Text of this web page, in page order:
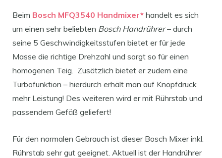
Beim Bosch MFQ3540 Handmixer* handelt es sich
um einen sehr beliebten Bosch Handrührer– durch
seine 5 Geschwindigkeitsstufen bietet er für jede
Masse die richtige Drehzahl und sorgt so für einen
homogenen Teig. Zusätzlich bietet er zudem eine
Turbofunktion – hierdurch erhält man auf Knopfdruck
mehr Leistung! Des weiteren wird er mit Rührstab und
passendem Gefäß geliefert!
Für den normalen Gebrauch ist dieser Bosch Mixer inkl.
Rührstab sehr gut geeignet. Aktuell ist der Handrührer